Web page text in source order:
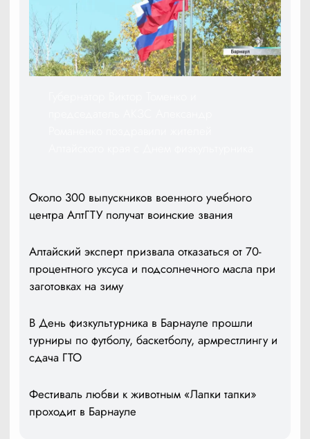
Около 300 выпускников военного учебного
центра АлтГТУ получат воинские звания
Алтайский эксперт призвала отказаться от 70-
процентного уксуса и подсолнечного масла при
заготовках на зиму
В День физкультурника в Барнауле прошли
турниры по футболу, баскетболу, армрестлингу и
сдача ГТО
Фестиваль любви к животным «Лапки тапки»
проходит в Барнауле